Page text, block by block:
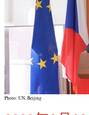
Photo: UN, Beijing